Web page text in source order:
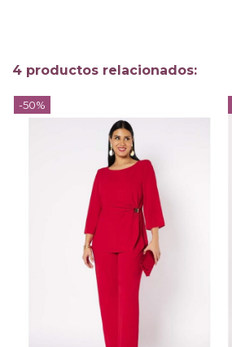
4 productos relacionados:
-50%